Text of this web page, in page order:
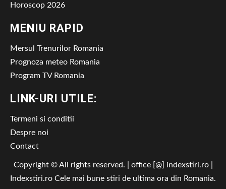
Horoscop 2026
MENIU RAPID
Mersul Trenurilor Romania
Prognoza meteo Romania
Program TV Romania
LINK-URI UTILE:
Termeni si conditii
Despre noi
Contact
Copyright © All rights reserved. | office [@] indexstiri.ro
Indexstiri.ro Cele mai bune stiri de ultima ora din Romania.